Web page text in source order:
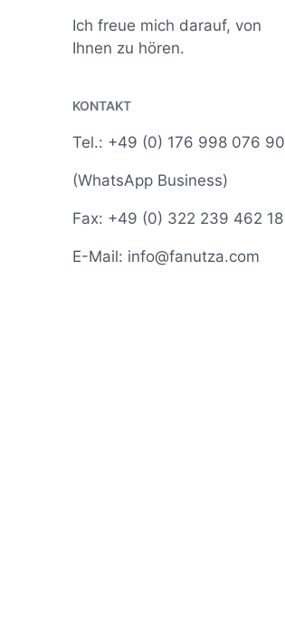
Ich freue mich darauf, von
Ihnen zu hören.
KONTAKT
Tel.: +49 (0) 176 998 076 90
(WhatsApp Business)
Fax: +49 (0) 322 239 462 18
E-Mail: info@fanutza.com